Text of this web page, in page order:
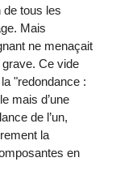
de tous les
Mais
ne menaçait
Ce vide
"redondance :
mais d’une
de l’un,
la
en